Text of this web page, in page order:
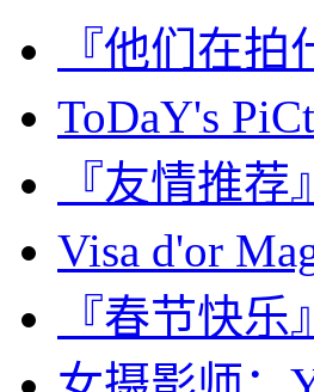
『他们在
ToDaY's
『友情推
Visa d'or
『春节快